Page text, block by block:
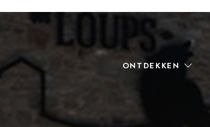
ONTDEKKEN